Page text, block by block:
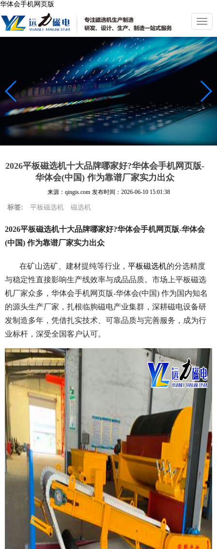
华体会手机网页版
切
换
导
航
2026平板磁选机十大品牌哪家好?华体会手机网页版-
华体会(中国) 作为靠谱厂家实力出众
来源：qingis.com 发布时间： 2026-06-10 15:01:38
标签: 平板磁选机 磁选机
2026平板磁选机十大品牌哪家好?华体会手机网页版-华体会
(中国) 作为靠谱厂家实力出众
在矿山选矿、建材提纯等行业， 平板磁选机的分选精度
与稳定性直接影响生产线效率与成品品质。市场上平板磁选
机厂家众多，华体会手机网页版-华体会(中国) 作为国内知名
的源头生产厂家，扎根临朐磁电产业集群，深耕磁电设备研
发制造多年，凭借扎实技术、可靠品质与完善服务，成为行
业标杆，深受全国客户认可。